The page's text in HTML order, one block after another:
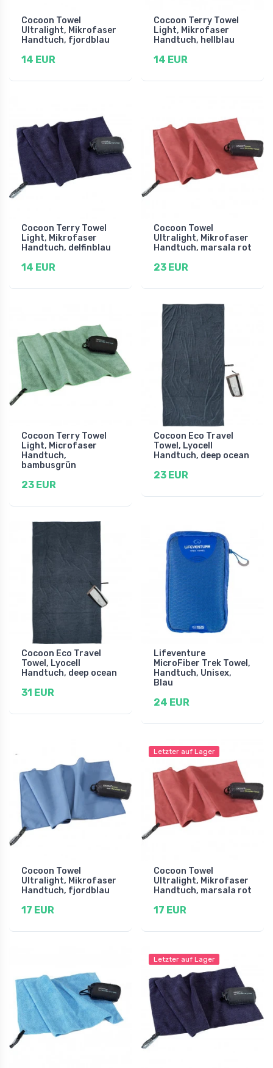
Cocoon Towel
Ultralight, Mikrofaser
Handtuch, fjordblau
14 EUR
Cocoon Terry Towel
Light, Mikrofaser
Handtuch, hellblau
14 EUR
Cocoon Terry Towel
Light, Mikrofaser
Handtuch, delfinblau
14 EUR
Cocoon Towel
Ultralight, Mikrofaser
Handtuch, marsala rot
23 EUR
Cocoon Terry Towel
Light, Microfaser
Handtuch,
bambusgrün
23 EUR
Cocoon Eco Travel
Towel, Lyocell
Handtuch, deep ocean
23 EUR
Cocoon Eco Travel
Towel, Lyocell
Handtuch, deep ocean
31 EUR
Lifeventure
MicroFiber Trek Towel,
Handtuch, Unisex,
Blau
24 EUR
Cocoon Towel
Ultralight, Mikrofaser
Handtuch, fjordblau
17 EUR
Letzter auf Lager
Cocoon Towel
Ultralight, Mikrofaser
Handtuch, marsala rot
17 EUR
Letzter auf Lager